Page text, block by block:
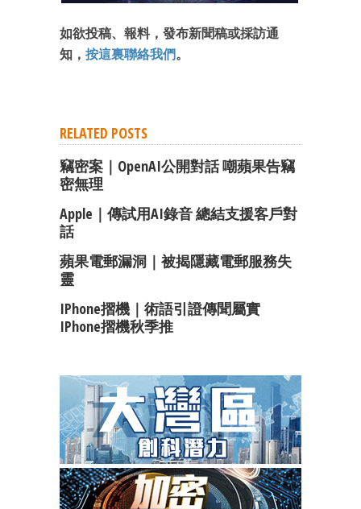
如欲投稿、報料，發布新聞稿或採訪通
知， 按這裏聯絡我們。
RELATED POSTS
竊密案｜OpenAI公開對話 嘲蘋果告竊
密無理
Apple｜傳試用AI錄音 總結支援客戶對
話
蘋果電郵漏洞｜被揭隱藏電郵服務失
靈
IPhone摺機｜術語引證傳聞屬實
IPhone摺機秋季推